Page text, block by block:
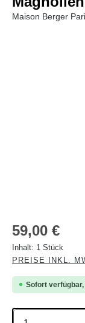
Maison Berger
Regulärer Preis:
59,00 €
Inhalt: 1 Stück
PREISE INKL.
Sofort
Produkt